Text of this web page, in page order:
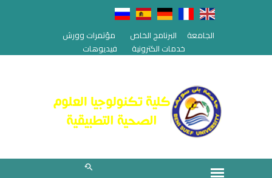
الجامعة البرنامج الخاص
مؤتمرات وورش
خدمات الكترونية
فيديوهات